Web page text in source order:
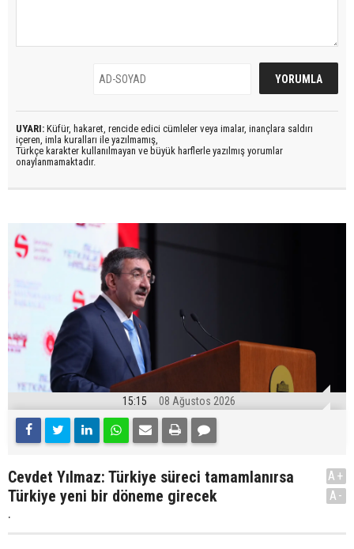
UYARI: Küfür, hakaret, rencide edici cümleler veya imalar, inançlara saldırı
içeren, imla kuralları ile yazılmamış,
Türkçe karakter kullanılmayan ve büyük harflerle yazılmış yorumlar
onaylanmamaktadır.
15:15 08 Ağustos 2026
Cevdet Yılmaz: Türkiye süreci tamamlanırsa
Türkiye yeni bir döneme girecek
.
A+
A-